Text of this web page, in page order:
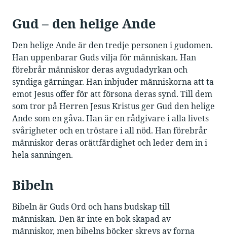
Gud – den helige Ande
Den helige Ande är den tredje personen i gudomen.
Han uppenbarar Guds vilja för människan. Han
förebrår människor deras avgudadyrkan och
syndiga gärningar. Han inbjuder människorna att ta
emot Jesus offer för att försona deras synd. Till dem
som tror på Herren Jesus Kristus ger Gud den helige
Ande som en gåva. Han är en rådgivare i alla livets
svårigheter och en tröstare i all nöd. Han förebrår
människor deras orättfärdighet och leder dem in i
hela sanningen.
Bibeln
Bibeln är Guds Ord och hans budskap till
människan. Den är inte en bok skapad av
människor, men bibelns böcker skrevs av forna